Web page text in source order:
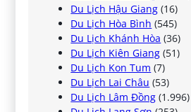
Du Lịch Hậu Giang (16)
Du Lịch Hòa Bình (545)
Du Lịch Khánh Hòa (36)
Du Lịch Kiên Giang (51)
Du Lịch Kon Tum (7)
Du Lịch Lai Châu (53)
Du Lịch Lâm Đồng (1.996)